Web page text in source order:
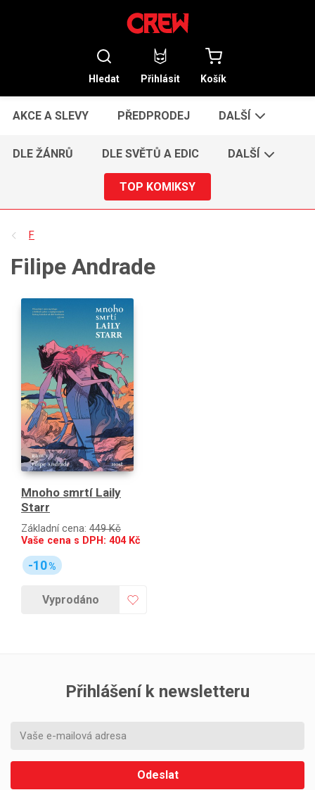
Hledat Přihlásit Košík
AKCE A SLEVY PŘEDPRODEJ DALŠÍ
DLE ŽÁNRŮ DLE SVĚTŮ A EDIC DALŠÍ
TOP KOMIKSY
F
Filipe Andrade
Mnoho smrtí Laily
Starr
Základní cena: 449 Kč
Vaše cena s DPH: 404Kč
-10%
Vyprodáno
Přihlášení k newsletteru
Odeslat